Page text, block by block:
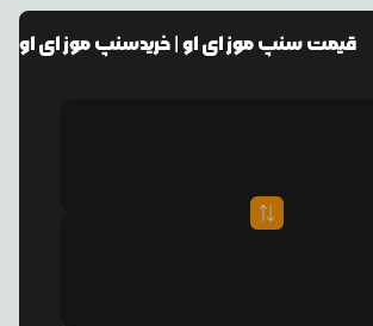
قیمتسنپ موز ای او| خریدسنپ موز ای او